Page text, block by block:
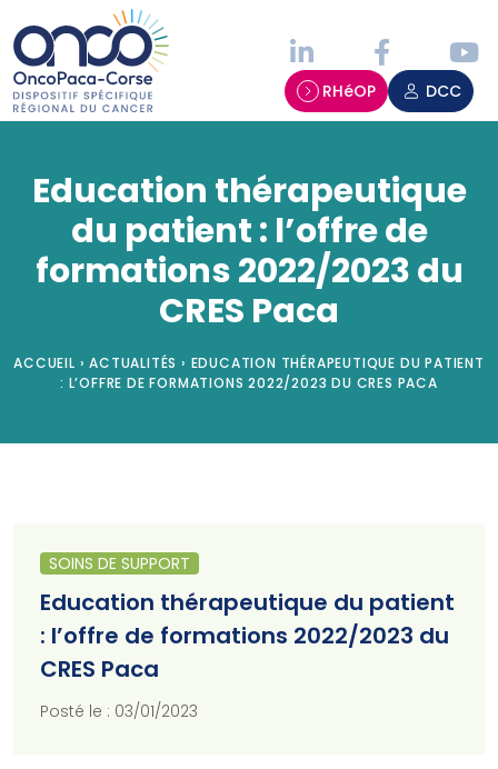
RHéOP DCC
Education thérapeutique
du patient : l’offre de
formations 2022/2023 du
CRES Paca
ACCUEIL › ACTUALITÉS › EDUCATION THÉRAPEUTIQUE DU PATIENT
: L’OFFRE DE FORMATIONS 2022/2023 DU CRES PACA
SOINS DE SUPPORT
Education thérapeutique du patient
: l’offre de formations 2022/2023 du
CRES Paca
Posté le : 03/01/2023
Panneau de gestion des cookies